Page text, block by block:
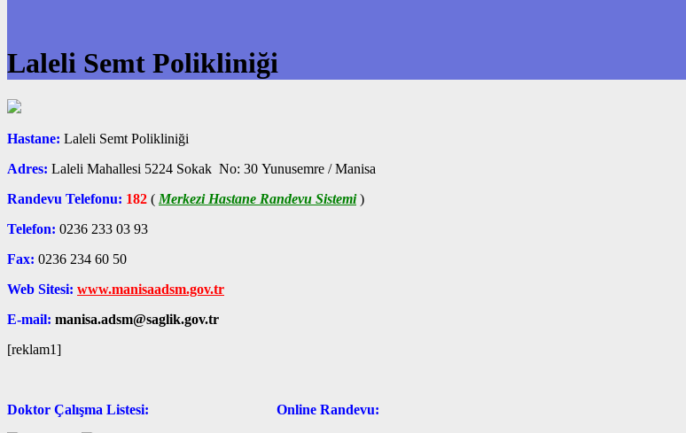
Laleli Semt Polikliniği
Hastane: Laleli Semt Polikliniği
Adres: Laleli Mahallesi 5224 Sokak No: 30 Yunusemre / Manisa
Randevu Telefonu: 182 ( Merkezi Hastane Randevu Sistemi )
Telefon: 0236 233 03 93
Fax: 0236 234 60 50
Web Sitesi: www.manisaadsm.gov.tr
E-mail: manisa.adsm@saglik.gov.tr
[reklam1]
Doktor Çalışma Listesi: Online Randevu: